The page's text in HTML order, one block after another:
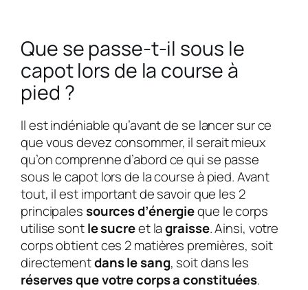
Que se passe-t-il sous le
capot lors de la course à
pied ?
Il est indéniable qu’avant de se lancer sur ce
que vous devez consommer, il serait mieux
qu’on comprenne d’abord ce qui se passe
sous le capot lors de la course à pied. Avant
tout, il est important de savoir que les 2
principalessources d’énergieque le corps
utilise sontle sucreet lagraisse. Ainsi, votre
corps obtient ces 2 matières premières, soit
directementdans le sang, soit dans les
réserves que votre corps a constituées.